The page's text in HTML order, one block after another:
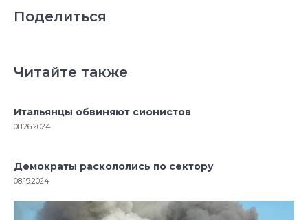
Поделиться
Читайте также
Итальянцы обвиняют сионистов
08.26.2024
Демократы раскололись по сектору
08.19.2024